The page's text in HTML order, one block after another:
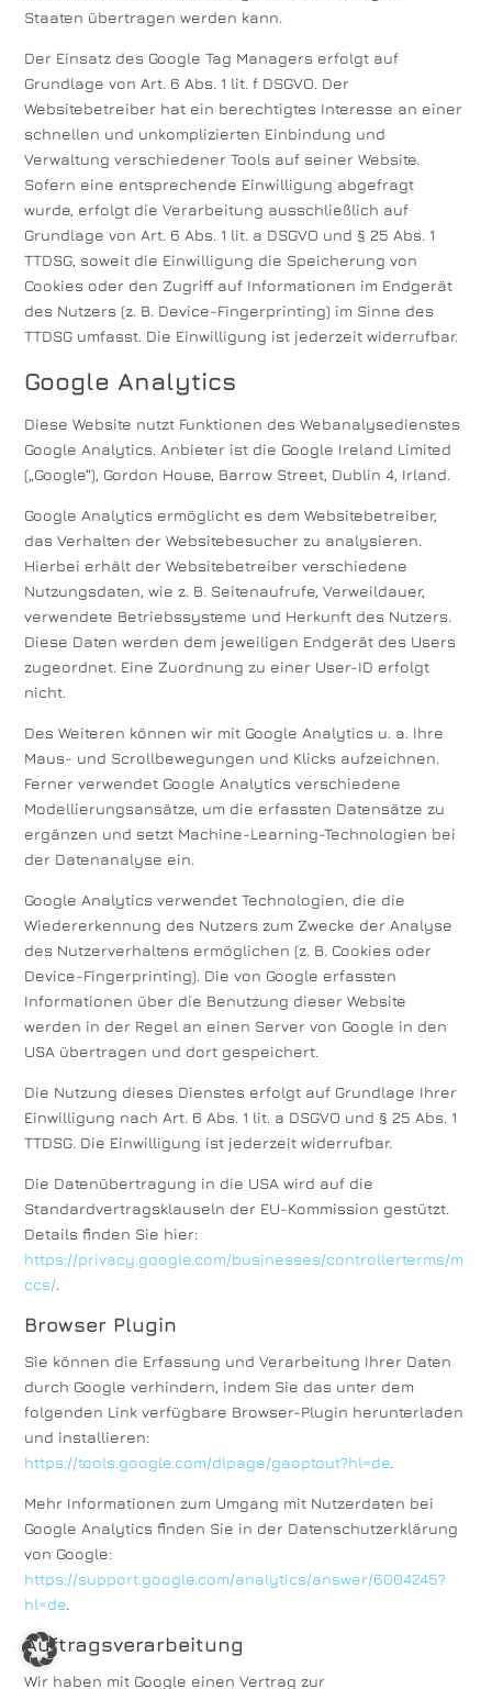
Staaten übertragen werden kann.
Der Einsatz des Google Tag Managers erfolgt auf
Grundlage von Art. 6 Abs. 1 lit. f DSGVO. Der
Websitebetreiber hat ein berechtigtes Interesse an einer
schnellen und unkomplizierten Einbindung und
Verwaltung verschiedener Tools auf seiner Website.
Sofern eine entsprechende Einwilligung abgefragt
wurde, erfolgt die Verarbeitung ausschließlich auf
Grundlage von Art. 6 Abs. 1 lit. a DSGVO und § 25 Abs. 1
TTDSG, soweit die Einwilligung die Speicherung von
Cookies oder den Zugriff auf Informationen im Endgerät
des Nutzers (z. B. Device-Fingerprinting) im Sinne des
TTDSG umfasst. Die Einwilligung ist jederzeit widerrufbar.
Google Analytics
Diese Website nutzt Funktionen des Webanalysedienstes
Google Analytics. Anbieter ist die Google Ireland Limited
(„Google“), Gordon House, Barrow Street, Dublin 4, Irland.
Google Analytics ermöglicht es dem Websitebetreiber,
das Verhalten der Websitebesucher zu analysieren.
Hierbei erhält der Websitebetreiber verschiedene
Nutzungsdaten, wie z. B. Seitenaufrufe, Verweildauer,
verwendete Betriebssysteme und Herkunft des Nutzers.
Diese Daten werden dem jeweiligen Endgerät des Users
zugeordnet. Eine Zuordnung zu einer User-ID erfolgt
nicht.
Des Weiteren können wir mit Google Analytics u. a. Ihre
Maus- und Scrollbewegungen und Klicks aufzeichnen.
Ferner verwendet Google Analytics verschiedene
Modellierungsansätze, um die erfassten Datensätze zu
ergänzen und setzt Machine-Learning-Technologien bei
der Datenanalyse ein.
Google Analytics verwendet Technologien, die die
Wiedererkennung des Nutzers zum Zwecke der Analyse
des Nutzerverhaltens ermöglichen (z. B. Cookies oder
Device-Fingerprinting). Die von Google erfassten
Informationen über die Benutzung dieser Website
werden in der Regel an einen Server von Google in den
USA übertragen und dort gespeichert.
Die Nutzung dieses Dienstes erfolgt auf Grundlage Ihrer
Einwilligung nach Art. 6 Abs. 1 lit. a DSGVO und § 25 Abs. 1
TTDSG. Die Einwilligung ist jederzeit widerrufbar.
Die Datenübertragung in die USA wird auf die
Standardvertragsklauseln der EU-Kommission gestützt.
Details finden Sie hier:
https://privacy.google.com/businesses/controllerterms/m
ccs/.
Browser Plugin
Sie können die Erfassung und Verarbeitung Ihrer Daten
durch Google verhindern, indem Sie das unter dem
folgenden Link verfügbare Browser-Plugin herunterladen
und installieren:
https://tools.google.com/dlpage/gaoptout?hl=de.
Mehr Informationen zum Umgang mit Nutzerdaten bei
Google Analytics finden Sie in der Datenschutzerklärung
von Google:
https://support.google.com/analytics/answer/6004245?
hl=de.
Auftragsverarbeitung
Wir haben mit Google einen Vertrag zur